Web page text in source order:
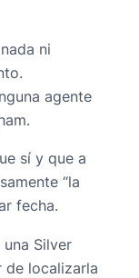
ni
agente
sí y que a
“la
fecha.
Silver
de localizarla